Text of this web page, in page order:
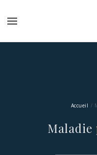
Accueil
Maladie